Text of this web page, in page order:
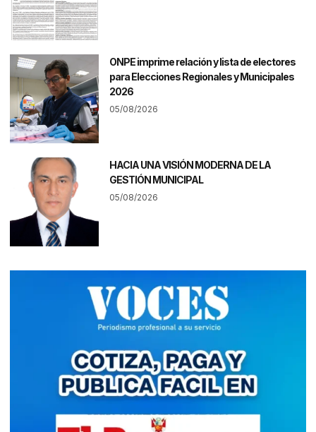
ONPE imprime relación y lista de electores
para Elecciones Regionales y Municipales
2026
05/08/2026
HACIA UNA VISIÓN MODERNA DE LA
GESTIÓN MUNICIPAL
05/08/2026